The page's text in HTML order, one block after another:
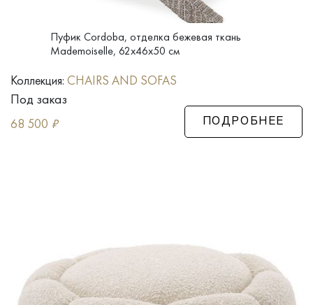
Пуфик Cordoba, отделка бежевая ткань
Mademoiselle, 62x46x50 см
Коллекция: CHAIRS AND SOFAS
Под заказ
68 500 ₽ ПОДРОБНЕЕ